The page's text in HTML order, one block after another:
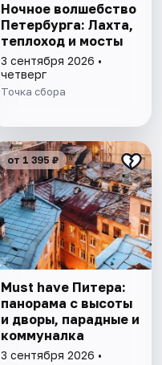
Ночное волшебство
Петербурга: Лахта,
теплоход и мосты
3 сентября 2026 •
четверг
Точка сбора
от 1 395 ₽
Must have Питера:
панорама с высоты
и дворы, парадные и
коммуналка
3 сентября 2026 •